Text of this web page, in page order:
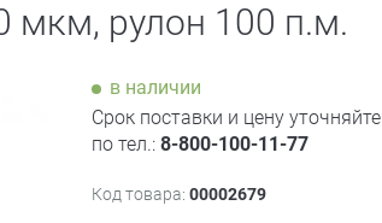
мкм, рулон 100 п.м.
в наличии
Срок поставки и цену уточняйте
по тел.:8-800-100-11-77
Код товара: 00002679